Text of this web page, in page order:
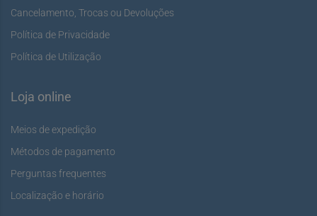
Cancelamento, Trocas ou Devoluções
Política de Privacidade
Política de Utilização
Loja online
Meios de expedição
Métodos de pagamento
Perguntas frequentes
Localização e horário